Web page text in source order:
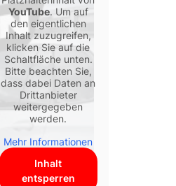
YouTube. Um auf
den eigentlichen
Inhalt zuzugreifen,
klicken Sie auf die
Schaltfläche unten.
Bitte beachten Sie,
dass dabei Daten an
Drittanbieter
weitergegeben
werden.
Mehr Informationen
Inhalt
entsperren